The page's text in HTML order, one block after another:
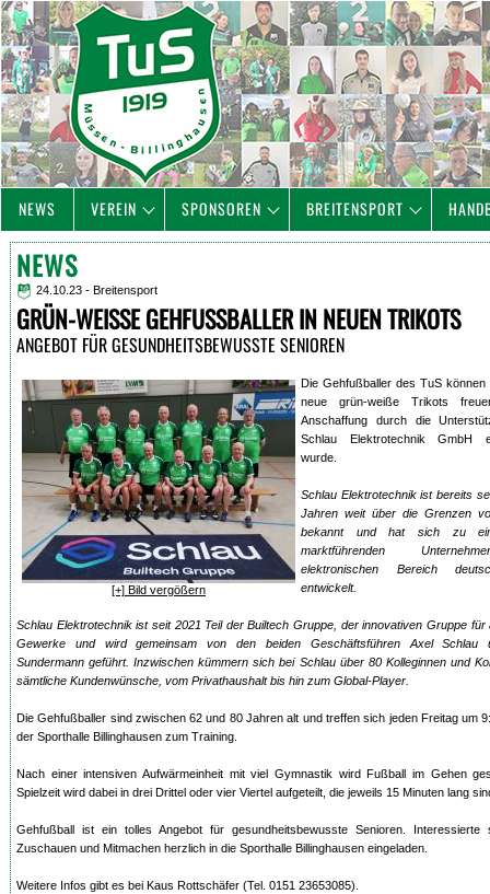
NEWS VEREIN SPONSOREN BREITENSPORT
NEWS
24.10.23 - Breitensport
GRÜN-WEISSE GEHFUSSBALLER IN NEUEN TRIKOTS
ANGEBOT FÜR GESUNDHEITSBEWUSSTE SENIOREN
[+] Bild vergößern
Die Gehfußballer des TuS können
neue grün-weiße Trikots
Anschaffung durch die
Schlau Elektrotechnik GmbH
wurde.
Schlau Elektrotechnik ist bereits
Jahren weit über die Grenzen
bekannt und hat sich zu
marktführenden
elektronischen Bereich
entwickelt.
Schlau Elektrotechnik ist seit 2021 Teil der Builtech Gruppe, der innovativen Gruppe für
Gewerke und wird gemeinsam von den beiden Geschäftsführen Axel Schlau
Sundermann geführt. Inzwischen kümmern sich bei Schlau über 80 Kolleginnen und
sämtliche Kundenwünsche, vom Privathaushalt bis hin zum Global-Player.
Die Gehfußballer sind zwischen 62 und 80 Jahren alt und treffen sich jeden Freitag um
der Sporthalle Billinghausen zum Training.
Nach einer intensiven Aufwärmeinheit mit viel Gymnastik wird Fußball im Gehen
Spielzeit wird dabei in drei Drittel oder vier Viertel aufgeteilt, die jeweils 15 Minuten lang
Gehfußball ist ein tolles Angebot für gesundheitsbewusste Senioren. Interessierte
Zuschauen und Mitmachen herzlich in die Sporthalle Billinghausen eingeladen.
Weitere Infos gibt es bei Kaus Rottschäfer (Tel. 0151 23653085).